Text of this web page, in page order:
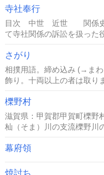
寺社奉行
目次 中世 近世 関係史
て寺社関係の訴訟を扱った
さがり
相撲用語。締め込み (→ま
飾り。十両以上の者は取り
櫟野村
滋賀県：甲賀郡甲賀町櫟野
杣（そま）川の支流櫟野川
幕府領
焼討ち